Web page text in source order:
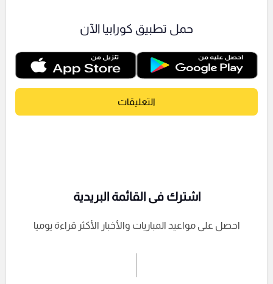
حمل تطبيق كورابيا الآن
التعليقات
إرسال تعليق
اشترك فى القائمة البريدية
احصل على مواعيد المباريات والأخبار الأكثر قراءة يوميا